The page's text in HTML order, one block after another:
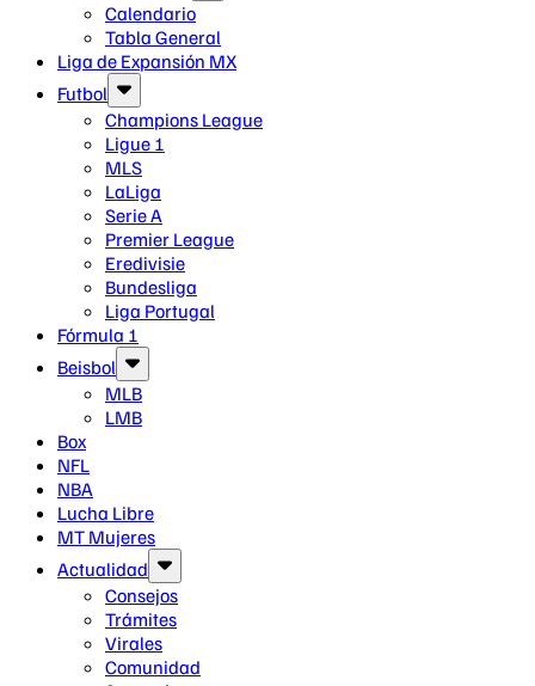
Calendario
Tabla General
Liga de Expansión MX
Futbol
Champions League
Ligue 1
MLS
LaLiga
Serie A
Premier League
Eredivisie
Bundesliga
Liga Portugal
Fórmula 1
Beisbol
MLB
LMB
Box
NFL
NBA
Lucha Libre
MT Mujeres
Actualidad
Consejos
Trámites
Virales
Comunidad